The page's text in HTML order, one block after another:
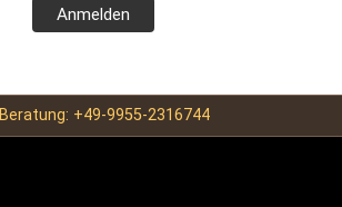
Anmelden
Beratung: +49-9955-2316744